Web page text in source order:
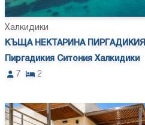
Халкидики
КЪЩА НЕКТАРИНА ПИРГАДИКИЯ
Пиргадикия Ситония Халкидики
7
2